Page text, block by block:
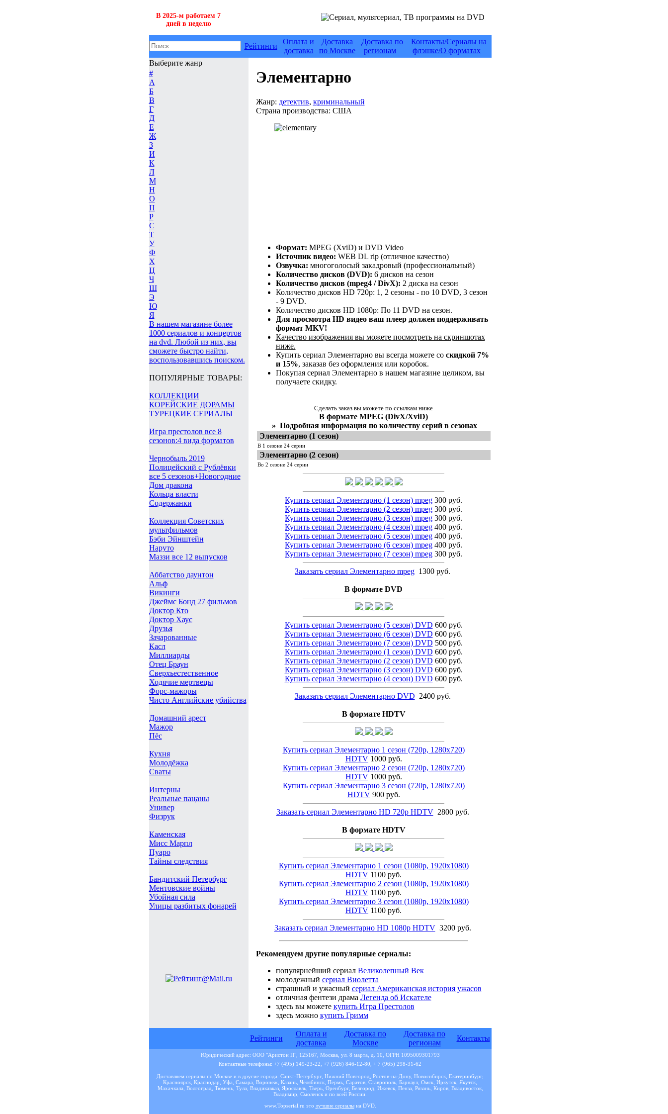
В 2025-м работаем 7
дней в неделю
Рейтинги
Оплата и
доставка
Доставка
по Москве
Доставка по
регионам
Контакты/Сериалы на
флэшке/О форматах
Выберите жанр
#
А
Б
В
Г
Д
Е
Ж
З
И
К
Л
М
Н
О
П
Р
С
Т
У
Ф
Х
Ц
Ч
Ш
Э
Ю
Я
В нашем магазине более
1000 сериалов и концертов
на dvd. Любой из них, вы
сможете быстро найти,
воспользовавшись поиском.
ПОПУЛЯРНЫЕ ТОВАРЫ:
КОЛЛЕКЦИИ
КОРЕЙСКИЕ ДОРАМЫ
ТУРЕЦКИЕ СЕРИАЛЫ
Игра престолов все 8
сезонов:4 вида форматов
Чернобыль 2019
Полицейский с Рублёвки
все 5 сезонов+Новогодние
Дом дракона
Кольца власти
Содержанки
Коллекция Советских
мультфильмов
Бэби Эйнштейн
Наруто
Маззи все 12 выпусков
Аббатство даунтон
Альф
Викинги
Джеймс Бонд 27 фильмов
Доктор Кто
Доктор Хаус
Друзья
Зачарованные
Касл
Миллиарды
Отец Браун
Сверхъестественное
Ходячие мертвецы
Форс-мажоры
Чисто Английские убийства
Домашний арест
Мажор
Пёс
Кухня
Молодёжка
Сваты
Интерны
Реальные пацаны
Универ
Физрук
Каменская
Мисс Марпл
Пуаро
Тайны следствия
Бандитский Петербург
Ментовские войны
Убойная сила
Улицы разбитых фонарей
Элементарно
Жанр: детектив, криминальный
Страна производства: США
Формат: MPEG (XviD) и DVD Video
Источник видео: WEB DL rip (отличное качество)
Озвучка: многоголосый закадровый (профессиональный)
Количество дисков (DVD): 6 дисков на сезон
Количество дисков (mpeg4 / DivX): 2 диска на сезон
Количество дисков HD 720p: 1, 2 сезоны - по 10 DVD, 3 сезон
- 9 DVD.
Количество дисков HD 1080p: По 11 DVD на сезон.
Для просмотра HD видео ваш плеер должен поддерживать
формат MKV!
Качество изображения вы можете посмотреть на скриншотах
ниже.
Купить сериал Элементарно вы всегда можете со скидкой 7%
и 15%, заказав без оформления или коробок.
Покупая сериал Элементарно в нашем магазине целиком, вы
получаете скидку.
Сделать заказ вы можете по ссылкам ниже
В формате MPEG (DivX/XviD)
» Подробная информация по количеству серий в сезонах
Элементарно (1 сезон)
В 1 сезоне 24 серии
Элементарно (2 сезон)
Во 2 сезоне 24 серии
Купить сериал Элементарно (1 сезон) mpeg 300 руб.
Купить сериал Элементарно (2 сезон) mpeg 300 руб.
Купить сериал Элементарно (3 сезон) mpeg 300 руб.
Купить сериал Элементарно (4 сезон) mpeg 400 руб.
Купить сериал Элементарно (5 сезон) mpeg 400 руб.
Купить сериал Элементарно (6 сезон) mpeg 400 руб.
Купить сериал Элементарно (7 сезон) mpeg 300 руб.
Заказать сериал Элементарно mpeg 1300 руб.
В формате DVD
Купить сериал Элементарно (5 сезон) DVD 600 руб.
Купить сериал Элементарно (6 сезон) DVD 600 руб.
Купить сериал Элементарно (7 сезон) DVD 500 руб.
Купить сериал Элементарно (1 сезон) DVD 600 руб.
Купить сериал Элементарно (2 сезон) DVD 600 руб.
Купить сериал Элементарно (3 сезон) DVD 600 руб.
Купить сериал Элементарно (4 сезон) DVD 600 руб.
Заказать сериал Элементарно DVD 2400 руб.
В формате HDTV
Купить сериал Элементарно 1 сезон (720p, 1280х720)
HDTV1000 руб.
Купить сериал Элементарно 2 сезон (720p, 1280х720)
HDTV1000 руб.
Купить сериал Элементарно 3 сезон (720p, 1280х720)
HDTV900 руб.
Заказать сериал Элементарно HD 720p HDTV 2800 руб.
В формате HDTV
Купить сериал Элементарно 1 сезон (1080p, 1920x1080)
HDTV 1100 руб.
Купить сериал Элементарно 2 сезон (1080p, 1920x1080)
HDTV 1100 руб.
Купить сериал Элементарно 3 сезон (1080p, 1920x1080)
HDTV 1100 руб.
Заказать сериал Элементарно HD 1080p HDTV 3200 руб.
Рекомендуем другие популярные сериалы:
популярнейший сериал Великолепный Век
молодежный сериал Виолетта
страшный и ужасный сериал Американская история ужасов
отличная фентези драма Легенда об Искателе
здесь вы можете купить Игра Престолов
здесь можно купить Гримм
Рейтинги
Оплата и
доставка
Доставка по
Москве
Доставка по
регионам
Контакты
Юридический адрес: ООО "Аристон П", 125167, Москва, ул. 8 марта, д. 10, ОГРН 1095009301793
Контактные телефоны: +7 (495) 149-23-22, +7 (926) 846-12-80, + 7 (965) 298-31-62
Доставляем сериалы по Москве и в другие города: Санкт-Петербург, Нижний Новгород, Ростов-на-Дону, Новосибирск, Екатеринбург,
Красноярск, Краснодар, Уфа, Самара, Воронеж, Казань, Челябинск, Пермь, Саратов, Ставрополь, Барнаул, Омск, Иркутск, Якутск,
Махачкала, Волгоград, Тюмень, Тула, Владикавказ, Ярославль, Тверь, Оренбург, Белгород, Ижевск, Пенза, Рязань, Киров, Владивосток,
Владимир, Смоленск и по всей России.
www.Topserial.ru это лучшие сериалына DVD.